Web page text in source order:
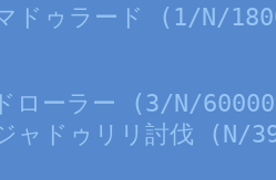
ドゥラード (1/N/
ローラー (3/N/
ャドゥリリ討伐 (N/